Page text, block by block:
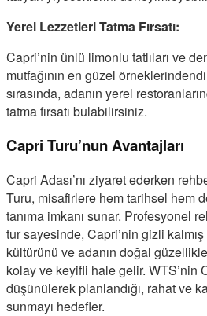
Yerel Lezzetleri Tatma Fırsatı:
Capri’nin ünlü limonlu tatlıları ve
mutfağının en güzel
sırasında, adanın yerel
tatma fırsatı bulabilirsiniz.
Capri Turu’nun Avantajları
Capri Adası’nı ziyaret ederken
Turu, misafirlere hem tarihsel hem
tanıma imkanı sunar. Profesyonel
tur sayesinde, Capri’nin gizli
kültürünü ve adanın doğal
kolay ve keyifli hale gelir. WTS’nin
düşünülerek planlandığı, rahat ve
sunmayı hedefler.